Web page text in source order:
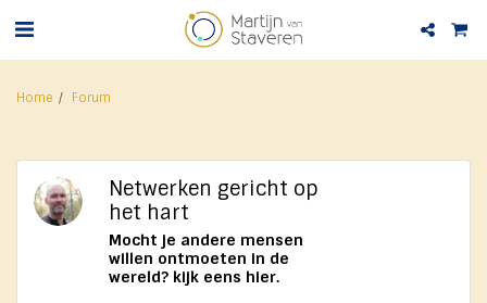
Home Forum
Netwerken gericht op
het hart
Mocht je andere mensen
willen ontmoeten in de
wereld? kijk eens hier.